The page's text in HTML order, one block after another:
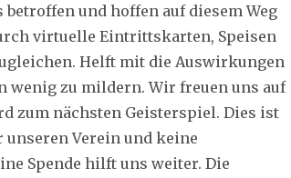
und hoffen auf diesem Weg
virtuelle Eintrittskarten, Speisen
Helft mit die Auswirkungen
wenig zu mildern. Wir freuen uns auf
zum nächsten Geisterspiel. Dies ist
Verein und keine
Spende hilft uns weiter. Die